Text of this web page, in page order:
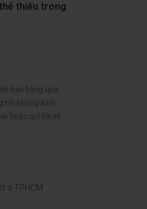
thiếu trong
bán hàng qua
tôi không kinh
hoặc gọi tới số
ở TPHCM